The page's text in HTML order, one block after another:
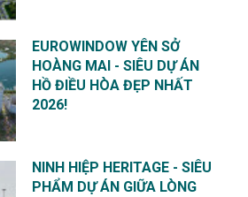
EUROWINDOW YÊN SỞ
HOÀNG MAI - SIÊU DỰ ÁN
HỒ ĐIỀU HÒA ĐẸP NHẤT
2026!
NINH HIỆP HERITAGE - SIÊU
PHẨM DỰ ÁN GIỮA LÒNG